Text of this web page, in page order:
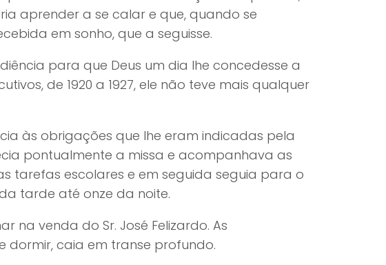
aprender a se calar e que, quando se
em sonho, que a seguisse.
para que Deus um dia lhe concedesse a
de 1920 a 1927, ele não teve mais qualquer
às obrigações que lhe eram indicadas pela
pontualmente a missa e acompanhava as
tarefas escolares e em seguida seguia para o
tarde até onze da noite.
na venda do Sr. José Felizardo. As
dormir, caia em transe profundo.